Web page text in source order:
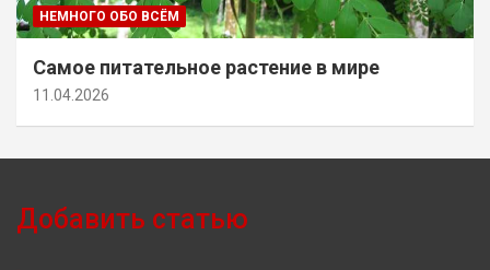
НЕМНОГО ОБО ВСЁМ
Самое питательное растение в мире
11.04.2026
Добавить статью